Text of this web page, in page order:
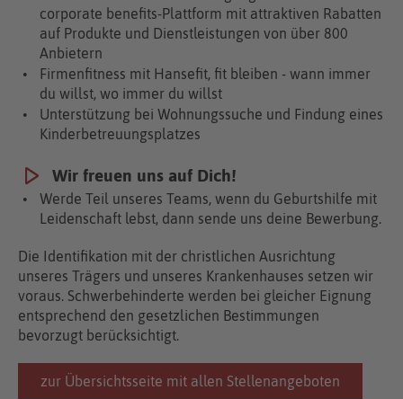
corporate benefits-Plattform mit attraktiven Rabatten
auf Produkte und Dienstleistungen von über 800
Anbietern
Firmenfitness mit Hansefit, fit bleiben - wann immer
du willst, wo immer du willst
Unter­stützung bei Wohnungssuche und Findung eines
Kinderbetreuungsplatzes
Wir freuen uns auf Dich!
Werde Teil unseres Teams, wenn du Geburtshilfe mit
Leidenschaft lebst, dann sende uns deine Bewerbung.
Die Identifikation mit der christlichen Ausrichtung
unseres Trägers und unseres Kranken­hauses setzen wir
voraus. Schwerbehinderte werden bei gleicher Eignung
entsprechend den gesetzlichen Bestimmungen
bevorzugt berücksichtigt.
zur Übersichtsseite mit allen Stellenangeboten